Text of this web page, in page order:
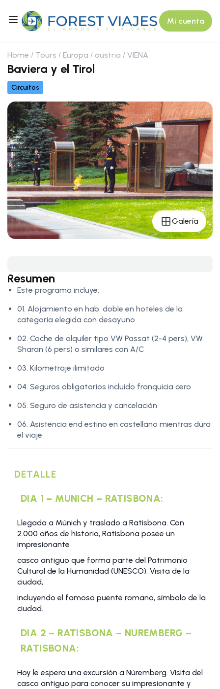
Mi cuenta
Home Tours Europa austria VIENA
Baviera y el Tirol
Circuitos
Galería
Resumen
Este programa incluye:
01. Alojamiento en hab. doble en hoteles de la
categoría elegida con desayuno
02. Coche de alquiler tipo VW Passat (2-4 pers), VW
Sharan (6 pers) o similares con A/C
03. Kilometraje ilimitado
04. Seguros obligatorios incluido franquicia cero
05. Seguro de asistencia y cancelación
06. Asistencia end estino en castellano mientras dura
el viaje
DETALLE
DIA 1 – MUNICH – RATISBONA:
Llegada a Múnich y traslado a Ratisbona. Con
2.000 años de historia, Ratisbona posee un
impresionante
casco antiguo que forma parte del Patrimonio
Cultural de la Humanidad (UNESCO). Visita de la
ciudad,
incluyendo el famoso puente romano, símbolo de la
ciudad.
DIA 2 – RATISBONA – NUREMBERG –
RATISBONA:
Hoy le espera una excursión a Núremberg. Visita del
casco antiguo para conocer su impresionante y